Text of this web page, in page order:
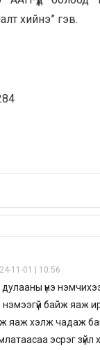
хийнэ” гэв.
11-01 | 10:56
үнэ
байж яаж
яаж хэлж чадаж
эсрэг